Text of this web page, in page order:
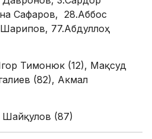
Сафаров, 28.Аббос
77.Абдуллоҳ
Тимонюк (12), Мақсуд
(82), Акмал
(87)